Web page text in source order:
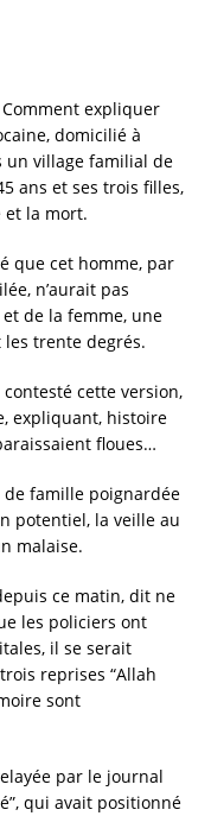
expliquer
domicilié à
un village familial de
ans et ses trois filles,
et la mort.
que cet homme, par
n’aurait pas
de la femme, une
trente degrés.
cette version,
expliquant, histoire
floues…
famille poignardée
potentiel, la veille au
malaise.
ce matin, dit ne
les policiers ont
il se serait
reprises “Allah
sont
par le journal
qui avait positionné